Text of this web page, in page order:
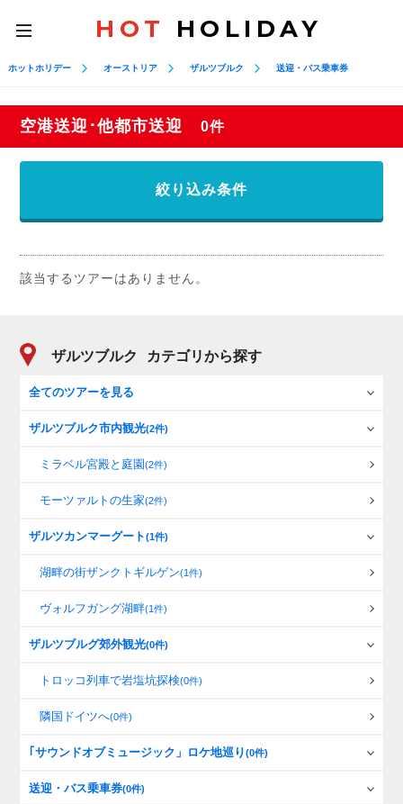
toggle
navigation
HOT HOLIDAY
ホットホリデー オーストリア ザルツブルク 送迎・バス乗車券
空港送迎･他都市送迎 0件
絞り込み条件
該当するツアーはありません。
ザルツブルク カテゴリから探す
全てのツアーを見る
ザルツブルク市内観光(2件)
ミラベル宮殿と庭園(2件)
モーツァルトの生家(2件)
ザルツカンマーグート(1件)
湖畔の街ザンクトギルゲン(1件)
ヴォルフガング湖畔(1件)
ザルツブルグ郊外観光(0件)
トロッコ列車で岩塩坑探検(0件)
隣国ドイツへ(0件)
｢サウンドオブミュージック」ロケ地巡り(0件)
送迎・バス乗車券(0件)